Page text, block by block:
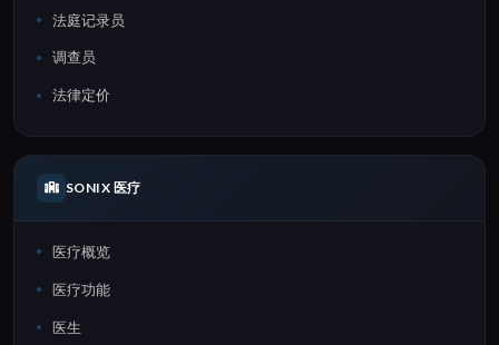
法庭记录员
调查员
法律定价
SONIX 医疗
医疗概览
医疗功能
医生